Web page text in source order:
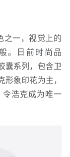
之一，视觉上的
。日前 时尚 品
囊系列，包含卫
形象印花为主，
令浩克成为唯一